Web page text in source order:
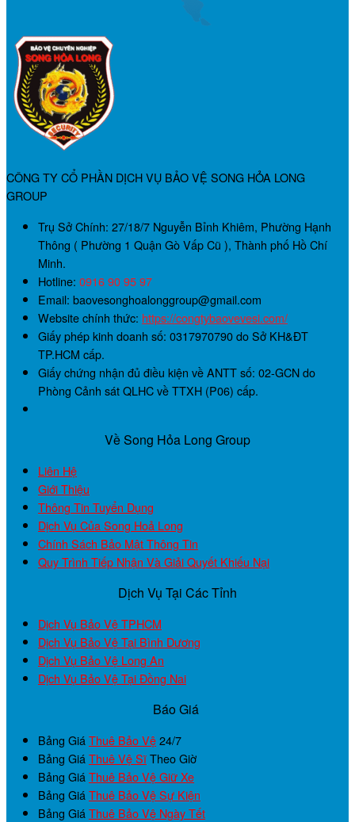
CÔNG TY CỔ PHẦN DỊCH VỤ BẢO VỆ SONG HỎA LONG
GROUP
Trụ Sở Chính: 27/18/7 Nguyễn Bỉnh Khiêm, Phường Hạnh
Thông ( Phường 1 Quận Gò Vấp Cũ ), Thành phố Hồ Chí
Minh.
Hotline: 0916 90 95 97
Email: baovesonghoalonggroup@gmail.com
Website chính thức: https://congtybaovevesi.com/
Giấy phép kinh doanh số: 0317970790do Sở KH&ĐT
TP.HCM cấp.
Giấy chứng nhận đủ điều kiện về ANTT số: 02-GCNdo
Phòng Cảnh sát QLHC về TTXH (P06) cấp.
Về Song Hỏa Long Group
Liên Hệ
Giới Thiệu
Thông Tin Tuyển Dụng
Dịch Vụ Của Song Hoả Long
Chính Sách Bảo Mật Thông Tin
Quy Trình Tiếp Nhận Và Giải Quyết Khiếu Nại
Dịch Vụ Tại Các Tỉnh
Dịch Vụ Bảo Vệ TPHCM
Dịch Vụ Bảo Vệ Tại Bình Dương
Dịch Vụ Bảo Vệ Long An
Dịch Vụ Bảo Vệ Tại Đồng Nai
Báo Giá
Bảng Giá Thuê Bảo Vệ24/7
Bảng Giá Thuê Vệ SĩTheo Giờ
Bảng Giá Thuê Bảo Vệ Giữ Xe
Bảng Giá Thuê Bảo Vệ Sự Kiện
Bảng Giá Thuê Bảo Vệ Ngày Tết